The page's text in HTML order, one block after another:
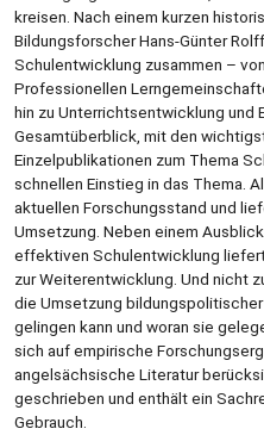
kreisen. Nach einem kurzen
Bildungsforscher Hans-Günter
Schulentwicklung zusammen –
Professionellen
hin zu Unterrichtsentwicklung und
Gesamtüberblick, mit den
Einzelpublikationen zum Thema
schnellen Einstieg in das Thema.
aktuellen Forschungsstand und
Umsetzung. Neben einem
effektiven Schulentwicklung
zur Weiterentwicklung. Und nicht
die Umsetzung
gelingen kann und woran sie
sich auf empirische
angelsächsische Literatur
geschrieben und enthält ein
Gebrauch.